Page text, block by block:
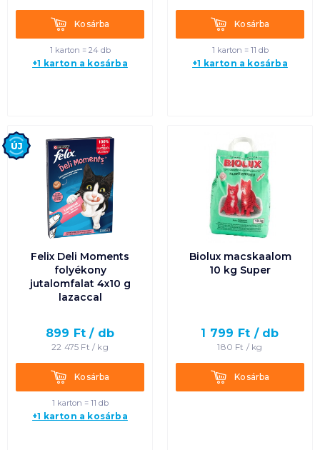
Termék neve Z-A
KosárbaKosárba
1 karton = 24 db
+1 karton a kosárba
KosárbaKosárba
1 karton = 11 db
+1 karton a kosárba
Felix Deli Moments
folyékony
jutalomfalat 4x10 g
lazaccal
899 Ft / db
22 475 Ft / kg
KosárbaKosárba
1 karton = 11 db
+1 karton a kosárba
Új
Biolux macskaalom
10 kg Super
1 799 Ft / db
180 Ft / kg
KosárbaKosárba